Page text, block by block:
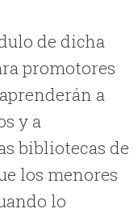
de dicha
promotores
a
y a
bibliotecas de
los menores
lo